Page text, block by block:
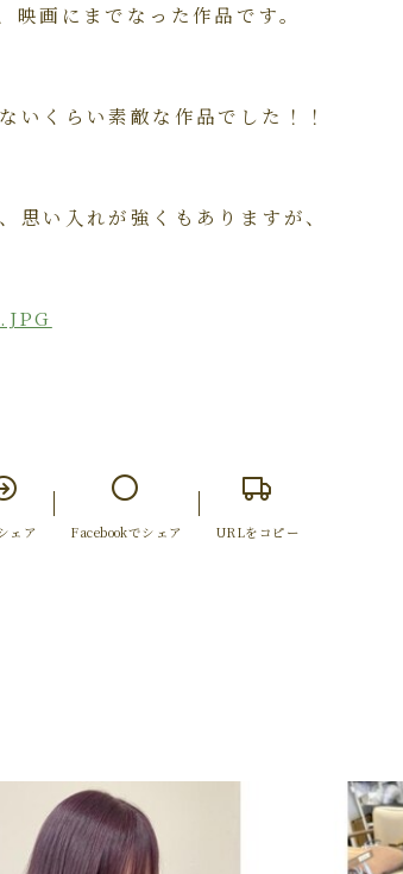
映画にまでなった作品です。
いくらい素敵な作品でした！！
思い入れが強くもありますが、
ェア Facebookでシェア URLをコピー